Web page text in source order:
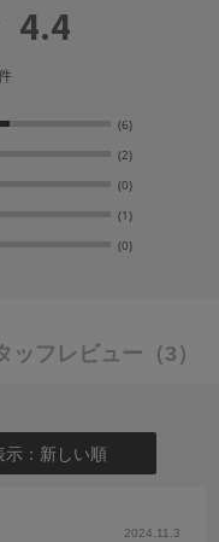
4.4
(6)
(2)
(0)
(1)
(0)
ッフレビュー （3）
示：新しい順
2024.11.3